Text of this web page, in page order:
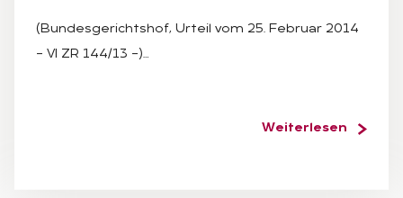
(Bundesgerichtshof, Urteil vom 25. Februar 2014
– VI ZR 144/13 –)…
Weiterlesen